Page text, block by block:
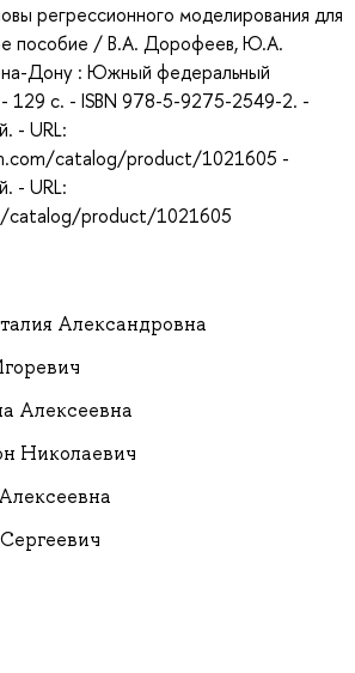
регрессионного моделирования для
пособие / В.А. Дорофеев, Ю.А.
на-Дону : Южный федеральный
129 с. - ISBN 978-5-9275-2549-2. -
- URL:
catalog/product/1021605 -
- URL:
product/1021605
Александровна
Алексеевна
Николаевич